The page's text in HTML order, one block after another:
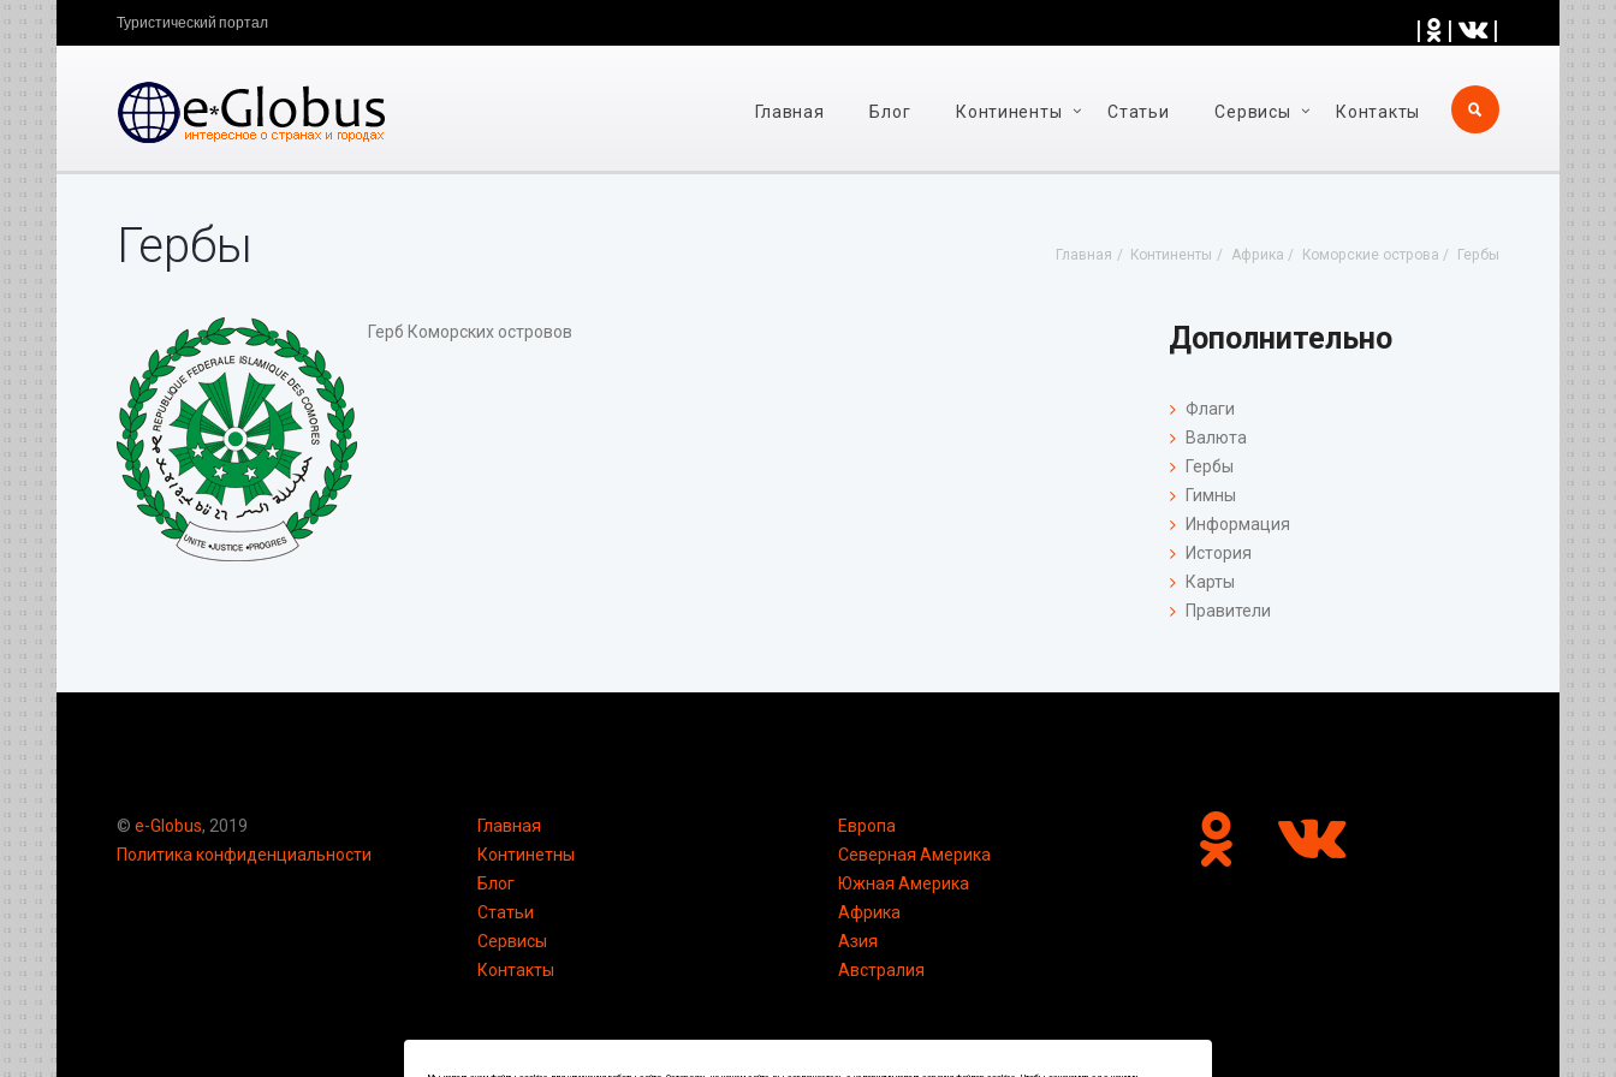
| | |
Туристический портал
Главная Блог Континенты Статьи Cервисы Контакты
Главная Континенты Африка Коморские острова Гербы
Гербы
Герб Коморских островов Дополнительно
Флаги
Валюта
Гербы
Гимны
Информация
История
Карты
Правители
© e-Globus, 2019
Политика конфиденциальности
Главная
Континетны
Блог
Статьи
Сервисы
Контакты
Европа
Северная Америка
Южная Америка
Африка
Азия
Австралия